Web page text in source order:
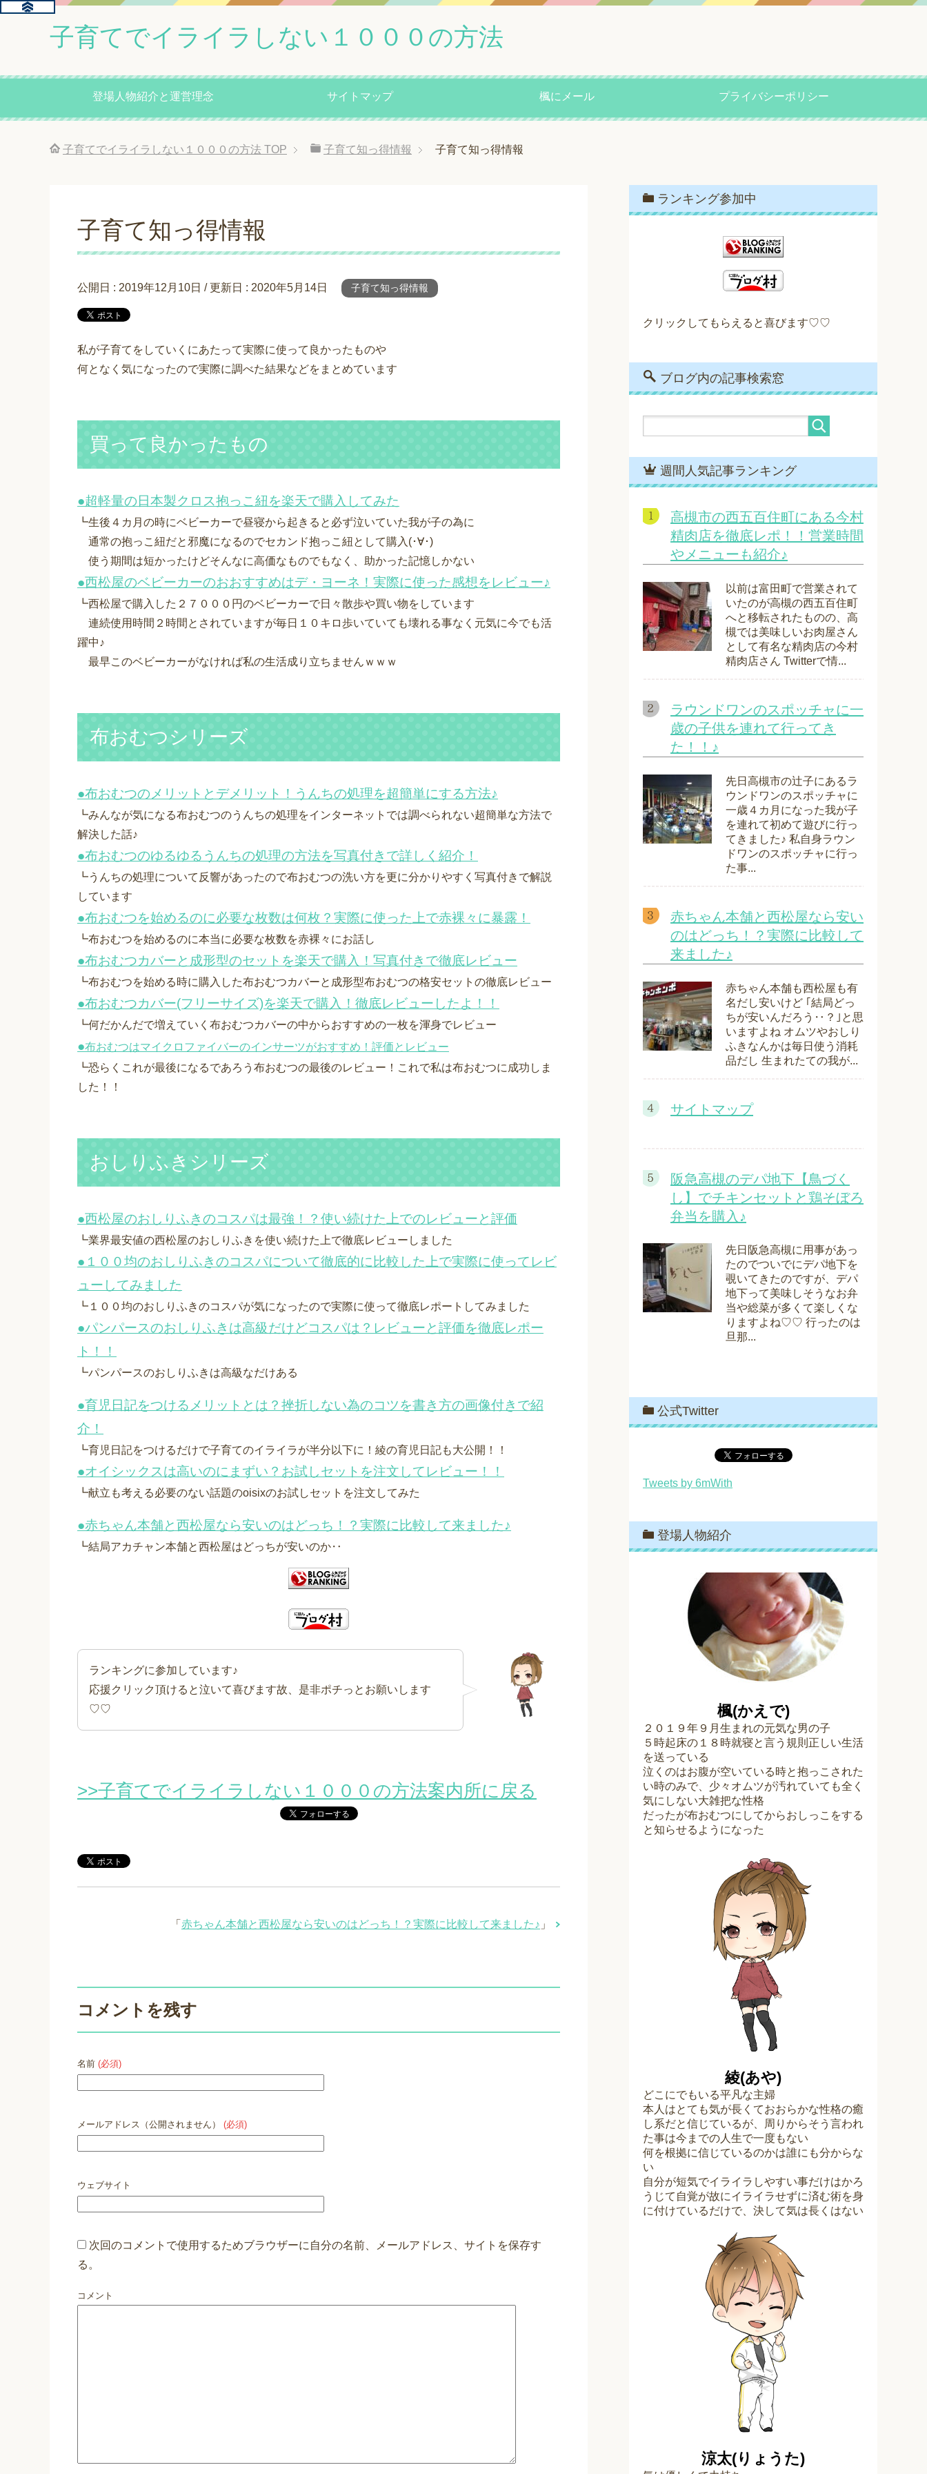
子育てでイライラしない１０００の方法
登場人物紹介と運営理念 サイトマップ 楓にメール プライバシーポリシー
子育てでイライラしない１０００の方法 TOP 子育て知っ得情報 子育て知っ得情報
子育て知っ得情報
公開日 : 2019年12月10日 / 更新日 : 2020年5月14日 子育て知っ得情報
私が子育てをしていくにあたって実際に使って良かったものや
何となく気になったので実際に調べた結果などをまとめています
買って良かったもの
●超軽量の日本製クロス抱っこ紐を楽天で購入してみた
┗生後４カ月の時にベビーカーで昼寝から起きると必ず泣いていた我が子の為に
通常の抱っこ紐だと邪魔になるのでセカンド抱っこ紐として購入(･∀･)
使う期間は短かったけどそんなに高価なものでもなく、助かった記憶しかない
●西松屋のベビーカーのおおすすめはデ・ヨーネ！実際に使った感想をレビュー♪
┗西松屋で購入した２７０００円のベビーカーで日々散歩や買い物をしています
連続使用時間２時間とされていますが毎日１０キロ歩いていても壊れる事なく元気に今でも活
躍中♪
最早このベビーカーがなければ私の生活成り立ちませんｗｗｗ
布おむつシリーズ
●布おむつのメリットとデメリット！うんちの処理を超簡単にする方法♪
┗みんなが気になる布おむつのうんちの処理をインターネットでは調べられない超簡単な方法で
解決した話♪
●布おむつのゆるゆるうんちの処理の方法を写真付きで詳しく紹介！
┗うんちの処理について反響があったので布おむつの洗い方を更に分かりやすく写真付きで解説
しています
●布おむつを始めるのに必要な枚数は何枚？実際に使った上で赤裸々に暴露！
┗布おむつを始めるのに本当に必要な枚数を赤裸々にお話し
●布おむつカバーと成形型のセットを楽天で購入！写真付きで徹底レビュー
┗布おむつを始める時に購入した布おむつカバーと成形型布おむつの格安セットの徹底レビュー
●布おむつカバー(フリーサイズ)を楽天で購入！徹底レビューしたよ！！
┗何だかんだで増えていく布おむつカバーの中からおすすめの一枚を渾身でレビュー
●布おむつはマイクロファイバーのインサーツがおすすめ！評価とレビュー
┗恐らくこれが最後になるであろう布おむつの最後のレビュー！これで私は布おむつに成功しま
した！！
おしりふきシリーズ
●西松屋のおしりふきのコスパは最強！？使い続けた上でのレビューと評価
┗業界最安値の西松屋のおしりふきを使い続けた上で徹底レビューしました
●１００均のおしりふきのコスパについて徹底的に比較した上で実際に使ってレビ
ューしてみました
┗１００均のおしりふきのコスパが気になったので実際に使って徹底レポートしてみました
●パンパースのおしりふきは高級だけどコスパは？レビューと評価を徹底レポー
ト！！
┗パンパースのおしりふきは高級なだけある
●育児日記をつけるメリットとは？挫折しない為のコツを書き方の画像付きで紹
介！
┗育児日記をつけるだけで子育てのイライラが半分以下に！綾の育児日記も大公開！！
●オイシックスは高いのにまずい？お試しセットを注文してレビュー！！
┗献立も考える必要のない話題のoisixのお試しセットを注文してみた
●赤ちゃん本舗と西松屋なら安いのはどっち！？実際に比較して来ました♪
┗結局アカチャン本舗と西松屋はどっちが安いのか‥
ランキングに参加しています♪
応援クリック頂けると泣いて喜びます故、是非ポチっとお願いします
♡♡
>>子育てでイライラしない１０００の方法案内所に戻る
「 赤ちゃん本舗と西松屋なら安いのはどっち！？実際に比較して来ました♪ 」
コメントを残す
名前 (必須)
メールアドレス（公開されません） (必須)
ウェブサイト
次回のコメントで使用するためブラウザーに自分の名前、メールアドレス、サイトを保存す
る。
コメント
ランキング参加中
クリックしてもらえると喜びます♡♡
ブログ内の記事検索窓
週間人気記事ランキング
高槻市の西五百住町にある今村
精肉店を徹底レポ！！営業時間
やメニューも紹介♪
以前は富田町で営業されて
いたのが高槻の西五百住町
へと移転されたものの、高
槻では美味しいお肉屋さん
として有名な精肉店の今村
精肉店さん Twitterで情...
ラウンドワンのスポッチャに一
歳の子供を連れて行ってき
た！！♪
先日高槻市の辻子にあるラ
ウンドワンのスポッチャに
一歳４カ月になった我が子
を連れて初めて遊びに行っ
てきました♪ 私自身ラウン
ドワンのスポッチャに行っ
た事...
赤ちゃん本舗と西松屋なら安い
のはどっち！？実際に比較して
来ました♪
赤ちゃん本舗も西松屋も有
名だし安いけど ｢結局どっ
ちが安いんだろう‥？｣と思
いますよね オムツやおしり
ふきなんかは毎日使う消耗
品だし 生まれたての我が...
サイトマップ
阪急高槻のデパ地下【鳥づく
し】でチキンセットと鶏そぼろ
弁当を購入♪
先日阪急高槻に用事があっ
たのでついでにデパ地下を
覗いてきたのですが、デパ
地下って美味しそうなお弁
当や総菜が多くて楽しくな
りますよね♡♡ 行ったのは
旦那...
公式Twitter
Tweets by 6mWith
登場人物紹介
楓(かえで)
２０１９年９月生まれの元気な男の子
５時起床の１８時就寝と言う規則正しい生活
を送っている
泣くのはお腹が空いている時と抱っこされた
い時のみで、少々オムツが汚れていても全く
気にしない大雑把な性格
だったが布おむつにしてからおしっこをする
と知らせるようになった
綾(あや)
どこにでもいる平凡な主婦
本人はとても気が長くておおらかな性格の癒
し系だと信じているが、周りからそう言われ
た事は今までの人生で一度もない
何を根拠に信じているのかは誰にも分からな
い
自分が短気でイライラしやすい事だけはかろ
うじて自覚が故にイライラせずに済む術を身
に付けているだけで、決して気は長くはない
涼太(りょうた)